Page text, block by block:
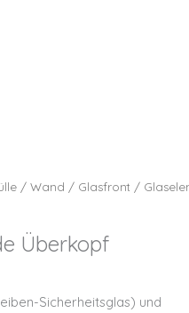
/Wand / Glasfront /
Überkopf
Sicherheitsglas) und